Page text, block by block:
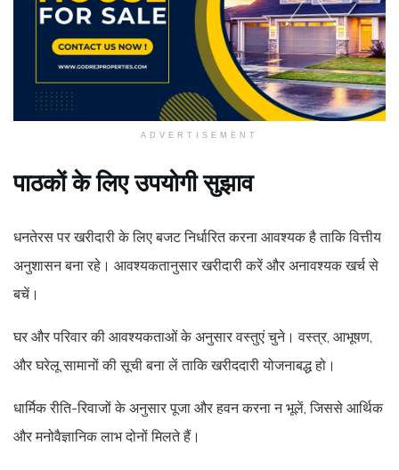
ADVERTISEMENT
पाठकों के लिए उपयोगी सुझाव
धनतेरस पर खरीदारी के लिए बजट निर्धारित करना आवश्यक है ताकि वित्तीय
अनुशासन बना रहे। आवश्यकतानुसार खरीदारी करें और अनावश्यक खर्च से
बचें।
घर और परिवार की आवश्यकताओं के अनुसार वस्तुएं चुने। वस्त्र, आभूषण,
और घरेलू सामानों की सूची बना लें ताकि खरीददारी योजनाबद्ध हो।
धार्मिक रीति-रिवाजों के अनुसार पूजा और हवन करना न भूलें, जिससे आर्थिक
और मनोवैज्ञानिक लाभ दोनों मिलते हैं।